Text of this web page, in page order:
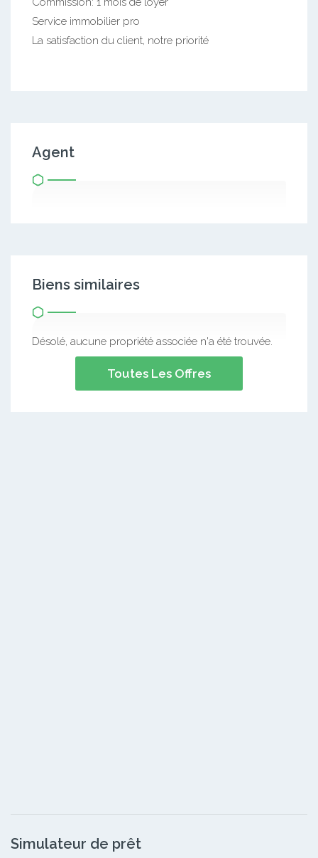
Service immobilier pro
La satisfaction du client, notre priorité
Agent
Biens similaires
Désolé, aucune propriété associée n'a été trouvée.
Toutes Les Offres
Simulateur de prêt